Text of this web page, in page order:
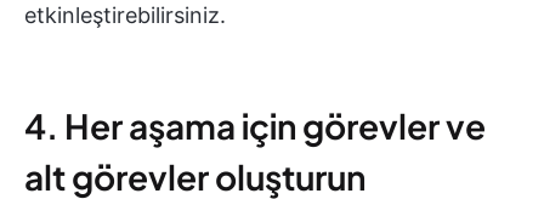
etkinleştirebilirsiniz.
4. Her aşama için görevler ve
alt görevler oluşturun